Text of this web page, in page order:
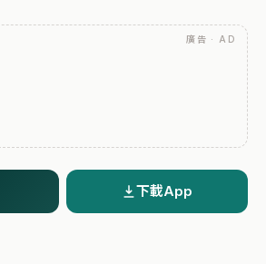
廣告 · AD
下載App